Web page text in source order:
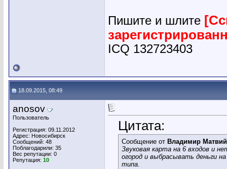
Пишите и шлите
ICQ 132723403
18.09.2015, 08:49
anosov
Пользователь
Регистрация: 09.11.2012
Адрес: Новосибирск
Сообщений: 48
Поблагодарили: 35
Вес репутации: 0
Репутация: 10
Цитата:
Сообщение от Владимир
Звуковая карта на 6 входов и
огород и выбрасывать деньги
типа.